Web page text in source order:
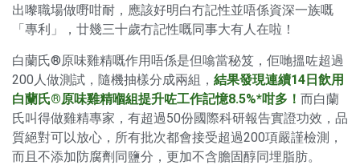
出嚟職場做嘢咁耐，應該好明白冇記性並唔係資深一族嘅
「專利」，廿幾三十歲冇記性嘅同事大有人在啦！
白蘭氏®原味雞精嘅作用唔係是但噏當秘笈，佢哋搵咗超過
200人做測試，隨機抽樣分成兩組， 結果發現連續14日飲用
白蘭氏®原味雞精嗰組提升咗工作記憶8.5%*咁多！ 而白蘭
氏叫得做雞精專家，有超過50份國際科研報告實證功效，品
質絕對可以放心，所有批次都會接受超過200項嚴謹檢測，
而且不添加防腐劑同鹽分，更加不含膽固醇同埋脂肪。